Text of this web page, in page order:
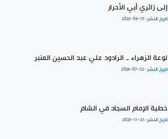
إلى زائري أبي الأحرار
تاريخ النشر :2023-09-15
لوعة الزهراء _ الرادود علي عبد الحسين العنبر
تاريخ النشر :2026-07-22
خطبة الإمام السجاد في الشام
تاريخ النشر :2025-11-21